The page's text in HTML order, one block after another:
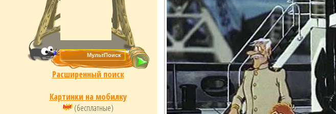
Расширенный поиск
Картинки на мобилку
(бесплатные)